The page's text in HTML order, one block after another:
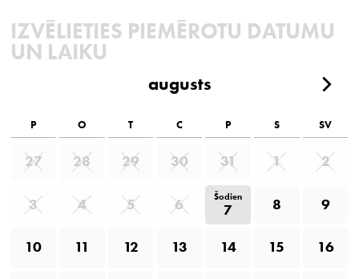
IZVĒLIETIES PIEMĒROTU DATUMU
UN LAIKU
augusts
P O T C P S SV
27 28 29 30 31 1 2
3 4 5 6 Šodien
7 8 9
10 11 12 13 14 15 16